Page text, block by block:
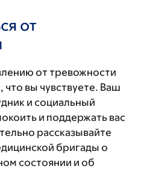
от
от тревожности
что вы чувствуете. Ваш
и социальный
и поддержать вас
рассказывайте
бригады о
состоянии и об